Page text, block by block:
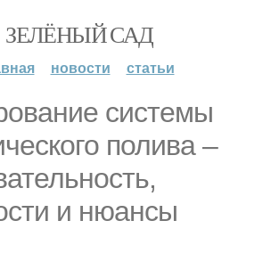
ЗЕЛЁНЫЙ САД
новости статьи
системы
полива –
и нюансы